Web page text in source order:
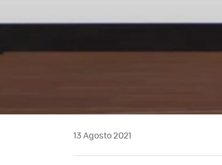
13 Agosto 2021